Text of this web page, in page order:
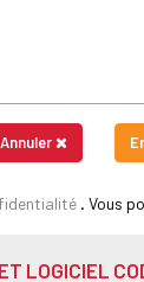
Annuler
. Vous
LOGICIEL